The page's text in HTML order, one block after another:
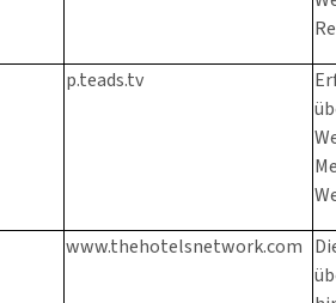
p.teads.tv
www.thehotelsnetwork.com